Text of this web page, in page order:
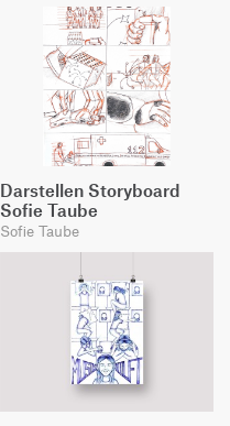
Darstellen Storyboard
Sofie Taube
Sofie Taube